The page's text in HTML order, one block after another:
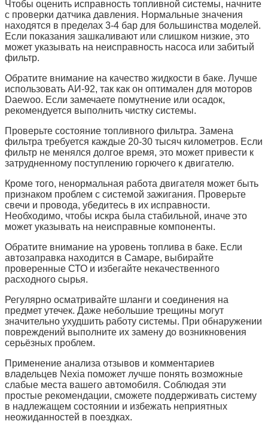
Чтобы оценить исправность топливной системы, начните
с проверки датчика давления. Нормальные значения
находятся в пределах 3-4 бар для большинства моделей.
Если показания зашкаливают или слишком низкие, это
может указывать на неисправность насоса или забитый
фильтр.
Обратите внимание на качество жидкости в баке. Лучше
использовать АИ-92, так как он оптимален для моторов
Daewoo. Если замечаете помутнение или осадок,
рекомендуется выполнить чистку системы.
Проверьте состояние топливного фильтра. Замена
фильтра требуется каждые 20-30 тысяч километров. Если
фильтр не менялся долгое время, это может привести к
затрудненному поступлению горючего к двигателю.
Кроме того, ненормальная работа двигателя может быть
признаком проблем с системой зажигания. Проверьте
свечи и провода, убедитесь в их исправности.
Необходимо, чтобы искра была стабильной, иначе это
может указывать на неисправные компоненты.
Обратите внимание на уровень топлива в баке. Если
автозаправка находится в Самаре, выбирайте
проверенные СТО и избегайте некачественного
расходного сырья.
Регулярно осматривайте шланги и соединения на
предмет утечек. Даже небольшие трещины могут
значительно ухудшить работу системы. При обнаружении
повреждений выполните их замену до возникновения
серьёзных проблем.
Применение анализа отзывов и комментариев
владельцев Nexia поможет лучше понять возможные
слабые места вашего автомобиля. Соблюдая эти
простые рекомендации, сможете поддерживать систему
в надлежащем состоянии и избежать неприятных
неожиданностей в поездках.